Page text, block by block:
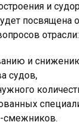
и
посвящена
отрасли:
и
судов,
смежников.